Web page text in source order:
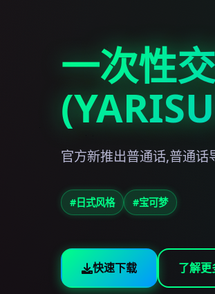
一次性
官方新推出普通话,普通话
#日式风格 #宝可梦
快速下载 了解更